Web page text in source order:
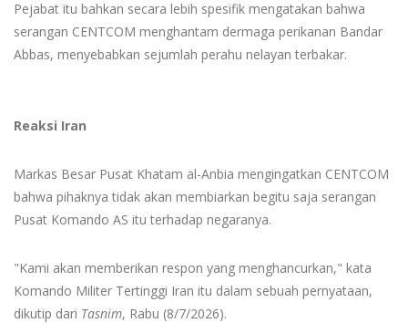
Pejabat itu bahkan secara lebih spesifik mengatakan bahwa
serangan CENTCOM menghantam dermaga perikanan Bandar
Abbas, menyebabkan sejumlah perahu nelayan terbakar.
Reaksi Iran
Markas Besar Pusat Khatam al-Anbia mengingatkan CENTCOM
bahwa pihaknya tidak akan membiarkan begitu saja serangan
Pusat Komando AS itu terhadap negaranya.
"Kami akan memberikan respon yang menghancurkan," kata
Komando Militer Tertinggi Iran itu dalam sebuah pernyataan,
dikutip dari Tasnim, Rabu (8/7/2026).